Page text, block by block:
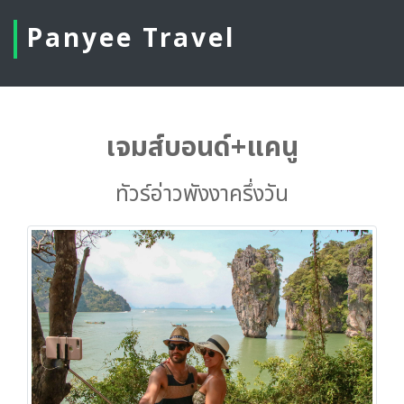
Panyee Travel
เจมส์บอนด์+แคนู
ทัวร์อ่าวพังงาครึ่งวัน